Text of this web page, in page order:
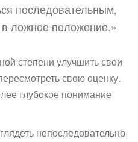
последовательным,
в ложное положение.»
степени улучшить свои
свою оценку.
глубокое понимание
непоследовательно